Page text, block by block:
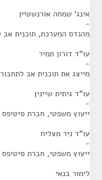
אינג' שמחה אורנשטיין
-
מהנדס המערכת, תוכנית אב
עו"ד דורון תמיר
-
מייצג את תוכנית אב
עו"ד גיתית שיינין
-
ייעוץ משפטי, חברת סיטיפס
עו"ד ניר מצליח
-
ייעוץ משפטי, חברת סיטיפס
לימור בנאי